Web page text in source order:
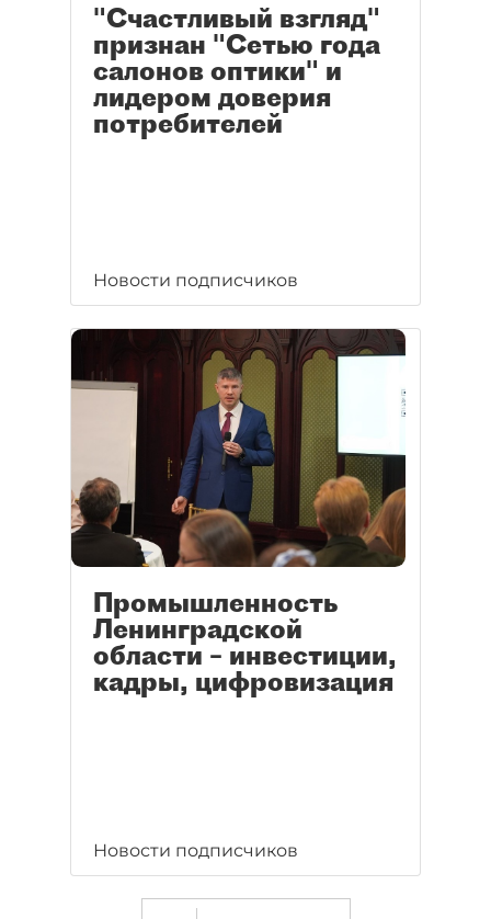
"Счастливый взгляд"
признан "Сетью года
салонов оптики" и
лидером доверия
потребителей
Новости подписчиков
Промышленность
Ленинградской
области – инвестиции,
кадры, цифровизация
Новости подписчиков